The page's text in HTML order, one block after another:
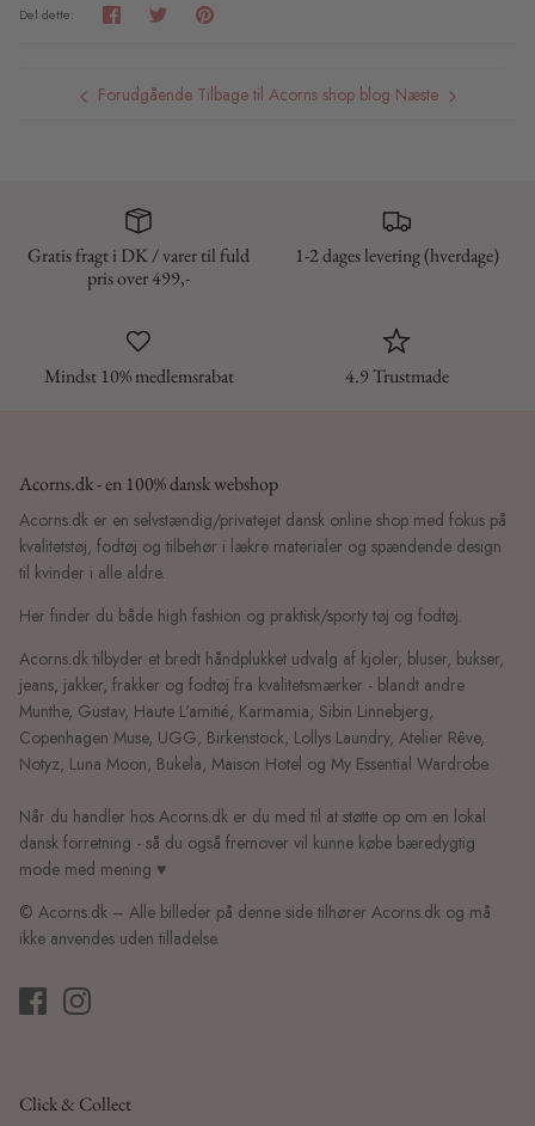
Del dette: Del Tweet Pin
Forudgående Tilbage til Acorns shop blog Næste
Gratis fragt i DK / varer til fuld
pris over 499,-
1-2 dages levering (hverdage)
Mindst 10% medlemsrabat 4.9 Trustmade
Acorns.dk - en 100% dansk webshop
Acorns.dk er en selvstændig/privatejet dansk online shop med fokus på
kvalitetstøj, fodtøj og tilbehør i lækre materialer og spændende design
til kvinder i alle aldre.
Her finder du både high fashion og praktisk/sporty tøj og fodtøj.
Acorns.dk tilbyder et bredt håndplukket udvalg af kjoler, bluser, bukser,
jeans, jakker, frakker og fodtøj fra kvalitetsmærker - blandt andre
Munthe, Gustav, Haute L'amitié, Karmamia, Sibin Linnebjerg,
Copenhagen Muse, UGG, Birkenstock, Lollys Laundry, Atelier Rêve,
Notyz, Luna Moon, Bukela, Maison Hotel og My Essential Wardrobe.
Når du handler hos Acorns.dk er du med til at støtte op om en lokal
dansk forretning - så du også fremover vil kunne købe bæredygtig
mode med mening ♥
© Acorns.dk – Alle billeder på denne side tilhører Acorns.dk og må
ikke anvendes uden tilladelse.
Click & Collect